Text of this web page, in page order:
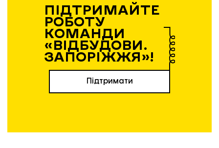
ПІДТРИМАЙТЕ
РОБОТУ
КОМАНДИ
«ВІДБУДОВИ.
ЗАПОРІЖЖЯ»!
Підтримати